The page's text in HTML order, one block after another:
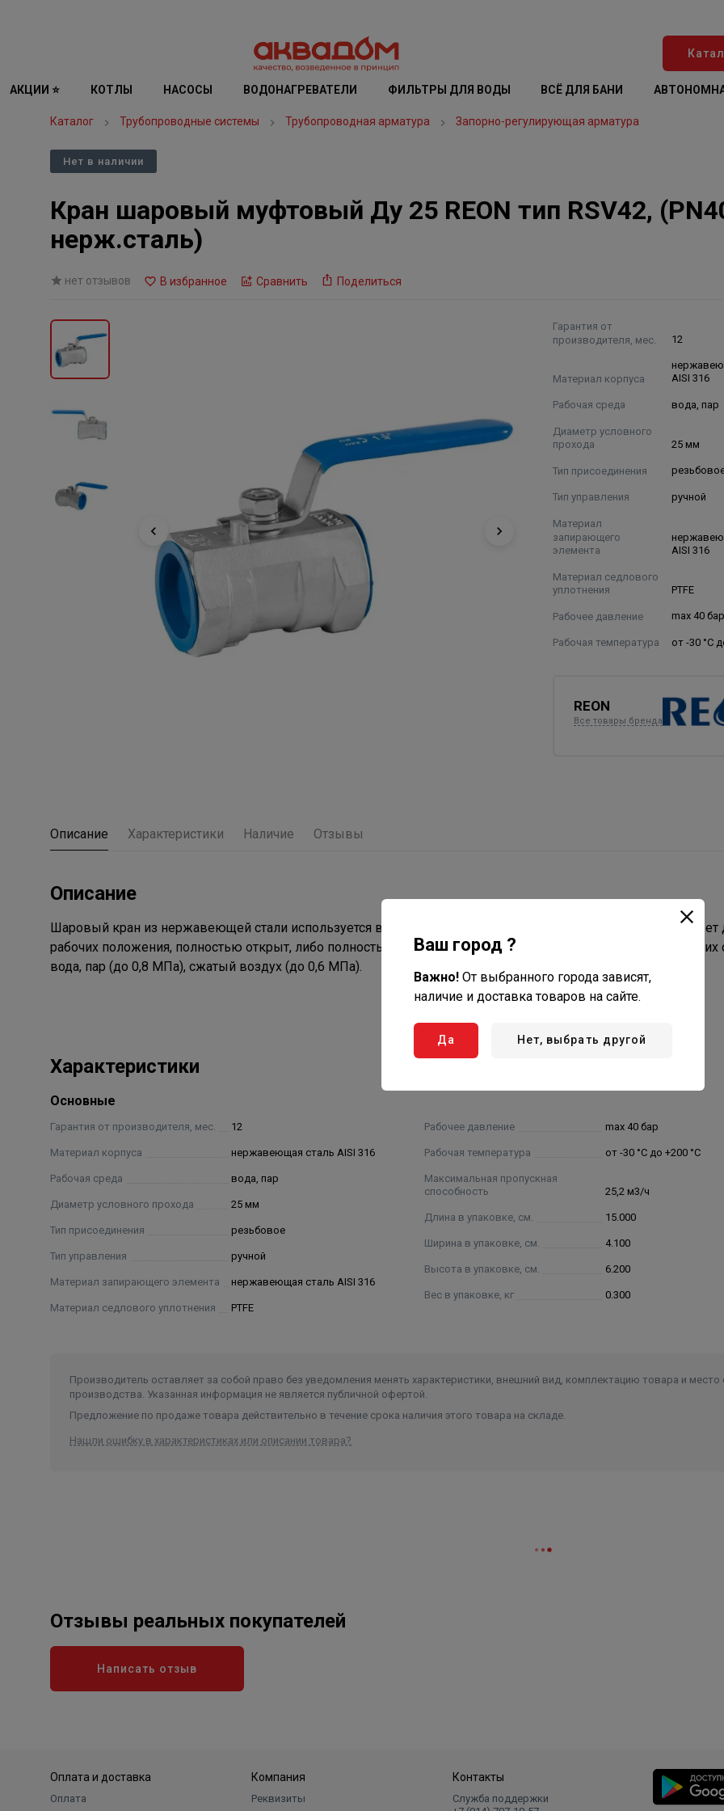
АКЦИИ ⭐ КОТЛЫ НАСОСЫ ВОДОНАГРЕВАТЕЛИ ФИЛЬТРЫ ДЛЯ ВОДЫ ВСЁ ДЛЯ БАНИ
Каталог Трубопроводные системы Трубопроводная арматура Запорно-регулирующая арматура
Нет в наличии
Кран шаровый муфтовый Ду 25 REON тип RSV42,
нерж.сталь)
нет отзывов В избранное Сравнить Поделиться
Гарантия от
производителя, мес.
12
Материал корпуса
AISI 316
Рабочая среда вода, пар
Диаметр условного
прохода
25 мм
Тип присоединения
Тип управления ручной
Материал
запирающего
элемента
AISI 316
Материал седлового
уплотнения
PTFE
Рабочее давление max 40
Рабочая температура от -30 °C
REON
Все товары бренда
Описание Характеристики Наличие Отзывы
Описание
Шаровый кран из нержавеющей стали используется в качестве запорной трубопроводной арматуры и имеет
рабочих положения, полностью открыт, либо полностью закрыт. Шаровые краны применяются в следующих
вода, пар (до 0,8 МПа), сжатый воздух (до 0,6 МПа).
Характеристики
Основные
Гарантия от производителя, мес. 12
Материал корпуса нержавеющая сталь AISI 316
Рабочая среда вода, пар
Диаметр условного прохода 25 мм
Тип присоединения резьбовое
Тип управления ручной
Материал запирающего элемента нержавеющая сталь AISI 316
Материал седлового уплотнения PTFE
Рабочее давление max 40 бар
Рабочая температура от -30 °C до +200 °C
Максимальная пропускная
способность
25,2 м3/ч
Длина в упаковке, см. 15.000
Ширина в упаковке, см. 4.100
Высота в упаковке, см. 6.200
Вес в упаковке, кг 0.300
Производитель оставляет за собой право без уведомления менять характеристики, внешний вид, комплектацию товара и место
производства. Указанная информация не является публичной офертой.
Предложение по продаже товара действительно в течение срока наличия этого товара на складе.
Нашли ошибку в характеристиках или описании товара?
Отзывы реальных покупателей
Написать отзыв
Оплата и доставка
Оплата
Компания
Реквизиты
Контакты
Служба поддержки
Ваш город ?
Важно! От выбранного города зависят,
наличие и доставка товаров на сайте.
Да Нет, выбрать другой